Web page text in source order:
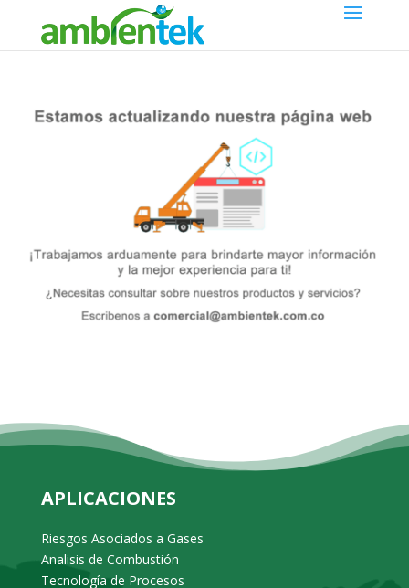
APLICACIONES
Riesgos Asociados a Gases
Analisis de Combustión
Tecnología de Procesos